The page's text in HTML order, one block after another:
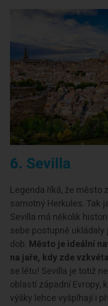
6. Sevilla
Legenda říká, že město
samotný Herkules. Tak
Sevilla má několik
sebe postupně
dob. Město je ideální
na jaře, kdy zde
se létu! Sevilla je totiž
oblastí západní Evropy,
výšky lehce vyšplhají i